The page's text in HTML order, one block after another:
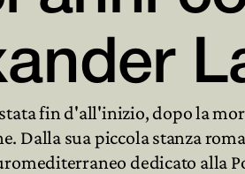
stata fin d'all'inizio, dopo la
Dalla sua piccola stanza
dedicato alla